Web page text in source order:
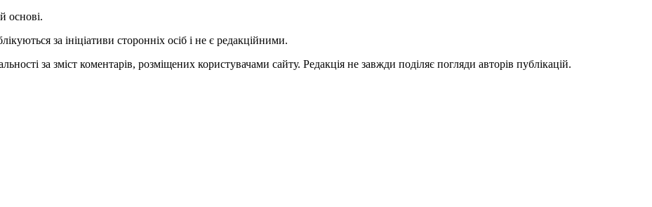
основі.
за ініціативи сторонніх осіб і не є редакційними.
за зміст коментарів, розміщених користувачами сайту. Редакція не завжди поділяє погляди авторів публікацій.